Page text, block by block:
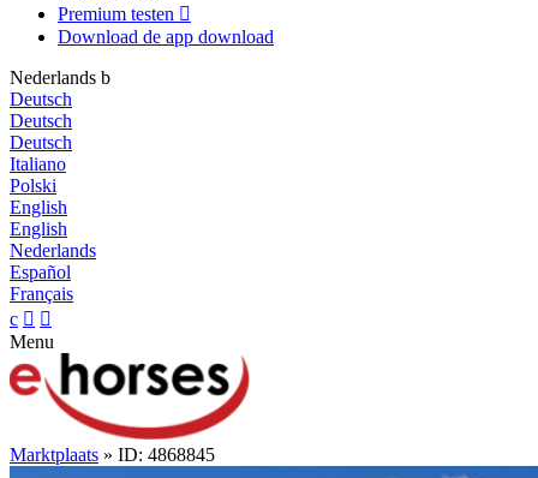
Premium testen 
Download de app download
Nederlands b
Deutsch
Deutsch
Deutsch
Italiano
Polski
English
English
Nederlands
Español
Français
c  
Menu
Marktplaats » ID: 4868845